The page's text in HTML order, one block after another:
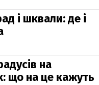
і шквали: де і
на
що на це кажуть